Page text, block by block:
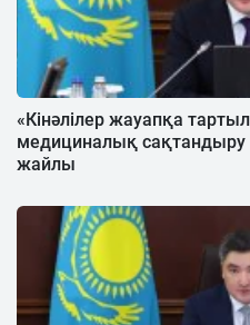
«Кінәлілер жауапқа
медициналық
жайлы